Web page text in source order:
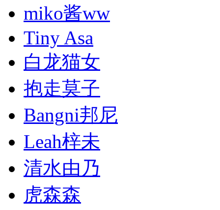
miko酱ww
Tiny Asa
白龙猫女
抱走莫子
Bangni邦尼
Leah梓未
清水由乃
虎森森